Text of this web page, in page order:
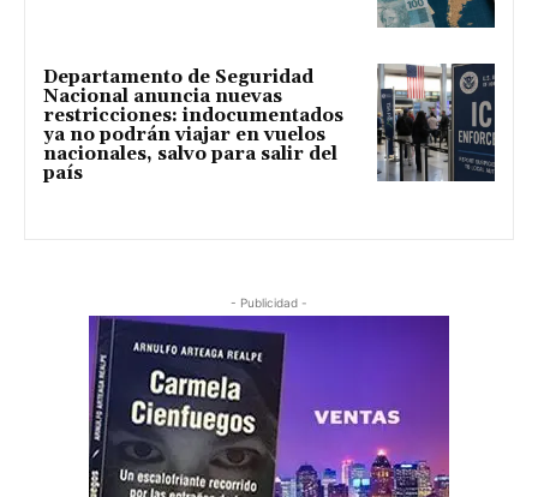
Departamento de Seguridad
Nacional anuncia nuevas
restricciones: indocumentados
ya no podrán viajar en vuelos
nacionales, salvo para salir del
país
- Publicidad -